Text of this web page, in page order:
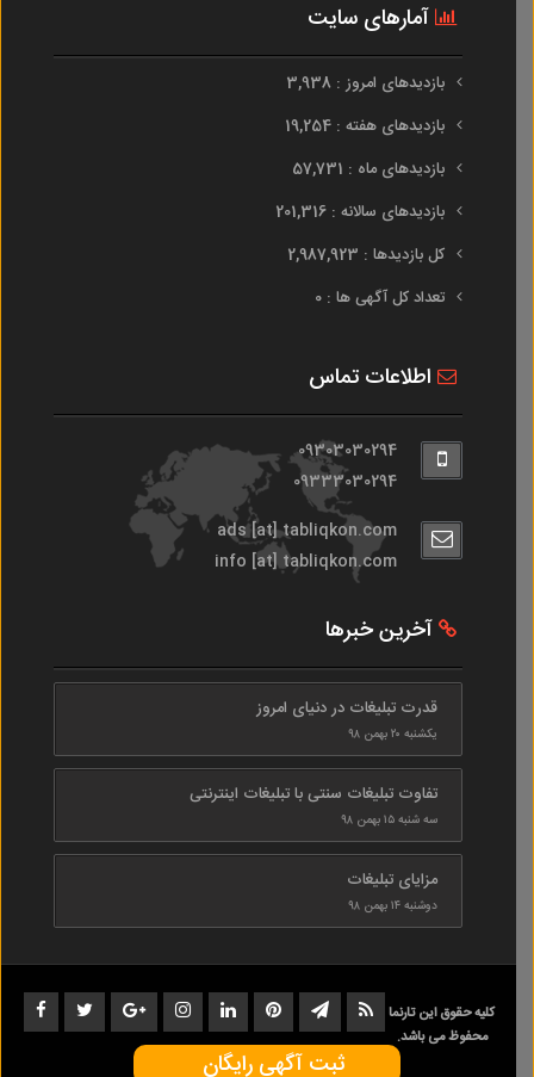
آمارهای سایت
بازدیدهای امروز : 3,938
بازدیدهای هفته : 19,254
بازدیدهای ماه : 57,731
بازدیدهای سالانه : 201,316
کل بازدیدها : 2,987,923
تعداد کل آگهی ها : 0
اطلاعات تماس
09303030294
09333030294
ads [at] tabliqkon.com
info [at] tabliqkon.com
آخرین خبرها
قدرت تبلیغات در دنیای امروز
یکشنبه ۲۰ بهمن ۹۸
تفاوت تبلیغات سنتی با تبلیغات اینترنتی
سه شنبه ۱۵ بهمن ۹۸
مزایای تبلیغات
دوشنبه ۱۴ بهمن ۹۸
کلیه حقوق این تارنما
محفوظ می باشد.
1402-1398
ثبت آگهی رایگان